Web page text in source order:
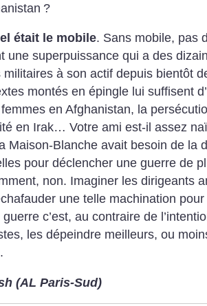
?
était le mobile. Sans mobile, pas
une superpuissance qui a des
militaires à son actif depuis bientôt
montés en épingle lui suffisent
en Afghanistan, la
en Irak… Votre ami est-il assez
Maison-Blanche avait besoin de la
pour déclencher une guerre de
non. Imaginer les dirigeants
une telle machination
guerre c’est, au contraire de
les dépeindre meilleurs, ou
(AL Paris-Sud)